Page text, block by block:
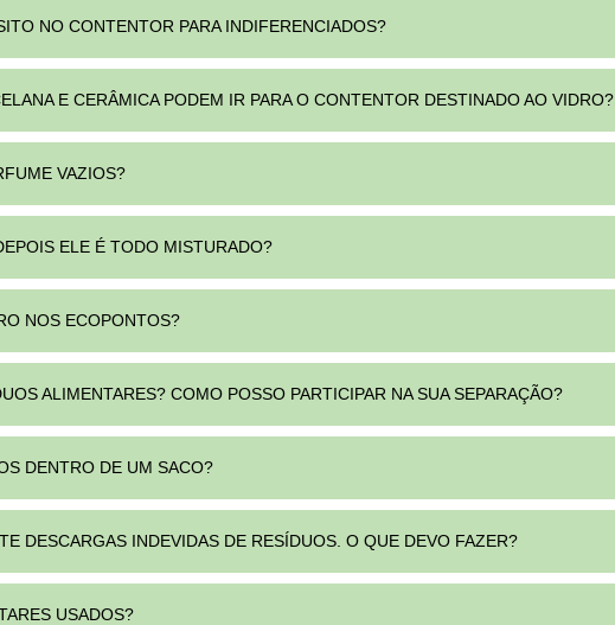
NO CONTENTOR PARA INDIFERENCIADOS?
E CERÂMICA PODEM IR PARA O CONTENTOR DESTINADO AO VIDRO?
VAZIOS?
ELE É TODO MISTURADO?
NOS ECOPONTOS?
ALIMENTARES? COMO POSSO PARTICIPAR NA SUA SEPARAÇÃO?
DENTRO DE UM SACO?
DESCARGAS INDEVIDAS DE RESÍDUOS. O QUE DEVO FAZER?
USADOS?